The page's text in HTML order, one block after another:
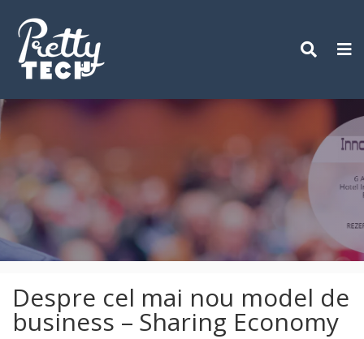
content
Despre cel mai nou model de
business – Sharing Economy